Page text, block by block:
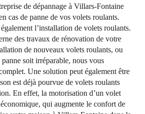
de dépannage à Villars-Fontaine
cas de panne de vos volets roulants.
l’installation de volets roulants.
des travaux de rénovation de votre
de nouveaux volets roulants, ou
soit irréparable, nous vous
Une solution peut également être
est déjà pourvue de volets roulants
En effet, la motorisation d’un volet
qui augmente le confort de